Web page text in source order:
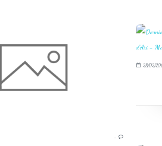
…
28/02/